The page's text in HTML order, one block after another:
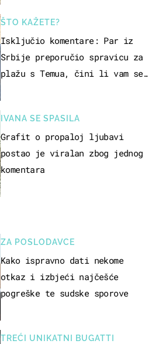
ŠTO KAŽETE?
Isključio komentare: Par iz
Srbije preporučio spravicu za
plažu s Temua, čini li vam se
IVANA SE SPASILA
Grafit o propaloj ljubavi
postao je viralan zbog jednog
komentara
ZA POSLODAVCE
Kako ispravno dati nekome
otkaz i izbjeći najčešće
pogreške te sudske sporove
TREĆI UNIKATNI BUGATTI